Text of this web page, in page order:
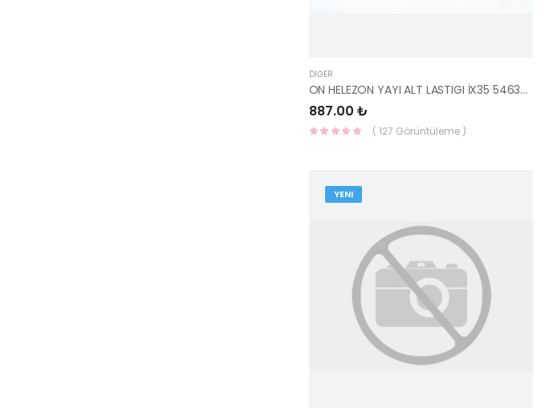
DIĞER
ON HELEZON YAYI ALT LASTIGI İX35 54633-2M000-HMC
887.00 ₺
( 127 Görüntüleme )
YENI